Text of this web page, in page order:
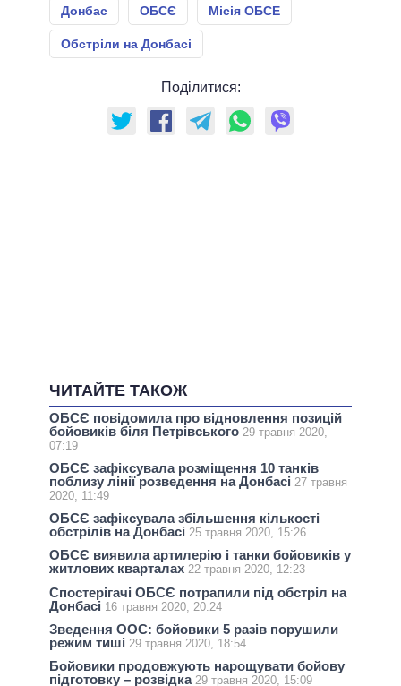
Донбас ОБСЄ Місія ОБСЕ
Обстріли на Донбасі
Поділитися:
ЧИТАЙТЕ ТАКОЖ
ОБСЄ повідомила про відновлення позицій
бойовиків біля Петрівського 29 травня 2020,
07:19
ОБСЄ зафіксувала розміщення 10 танків
поблизу лінії розведення на Донбасі 27 травня
2020, 11:49
ОБСЄ зафіксувала збільшення кількості
обстрілів на Донбасі 25 травня 2020, 15:26
ОБСЄ виявила артилерію і танки бойовиків у
житлових кварталах 22 травня 2020, 12:23
Спостерігачі ОБСЄ потрапили під обстріл на
Донбасі 16 травня 2020, 20:24
Зведення ООС: бойовики 5 разів порушили
режим тиші 29 травня 2020, 18:54
Бойовики продовжують нарощувати бойову
підготовку – розвідка 29 травня 2020, 15:09